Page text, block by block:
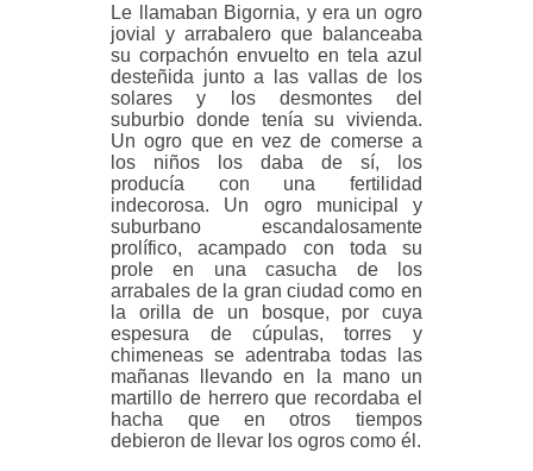
Le llamaban Bigornia, y era un ogro
jovial y arrabalero que balanceaba
su corpachón envuelto en tela azul
desteñida junto a las vallas de los
solares y los desmontes del
suburbio donde tenía su vivienda.
Un ogro que en vez de comerse a
los niños los daba de sí, los
producía con una fertilidad
indecorosa. Un ogro municipal y
suburbano escandalosamente
prolífico, acampado con toda su
prole en una casucha de los
arrabales de la gran ciudad como en
la orilla de un bosque, por cuya
espesura de cúpulas, torres y
chimeneas se adentraba todas las
mañanas llevando en la mano un
martillo de herrero que recordaba el
hacha que en otros tiempos
debieron de llevar los ogros como él.